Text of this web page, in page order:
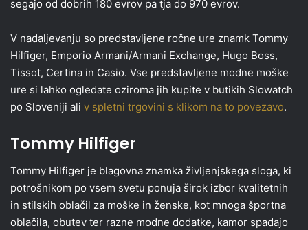
segajo od dobrih 180 evrov pa tja do 970 evrov.
V nadaljevanju so predstavljene ročne ure znamk Tommy
Hilfiger, Emporio Armani/Armani Exchange, Hugo Boss,
Tissot, Certina in Casio. Vse predstavljene modne moške
ure si lahko ogledate oziroma jih kupite v butikih Slowatch
po Sloveniji ali v spletni trgovini s klikom na to povezavo.
Tommy Hilfiger
Tommy Hilfiger je blagovna znamka življenjskega sloga, ki
potrošnikom po vsem svetu ponuja širok izbor kvalitetnih
in stilskih oblačil za moške in ženske, kot mnoga športna
oblačila, obutev ter razne modne dodatke, kamor spadajo